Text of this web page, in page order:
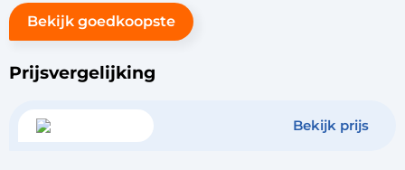
Bekijk goedkoopste
Prijsvergelijking
Bekijk prijs